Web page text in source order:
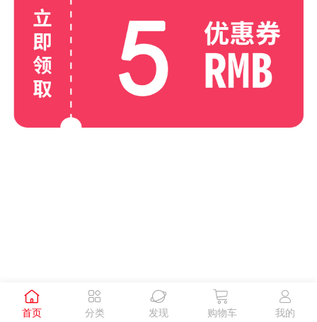

首页

分类

发现

购物车

我的